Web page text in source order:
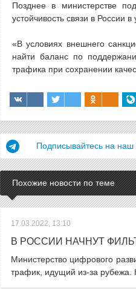
Позднее в министерстве
устойчивость связи в России в
«В условиях внешнего
найти баланс по
трафика при сохранении
Подписывайтесь на наш
Похожие новости по теме
17.03.2022, 13:10
В РОССИИ НАЧНУТ
Министерство цифрового
трафик, идущий из-за рубежа.